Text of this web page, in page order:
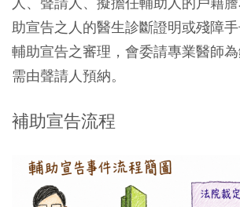
助宣告之人的醫生診斷證明或殘障
輔助宣告之審理，會委請專業醫師
需由聲請人預納。
補助宣告流程